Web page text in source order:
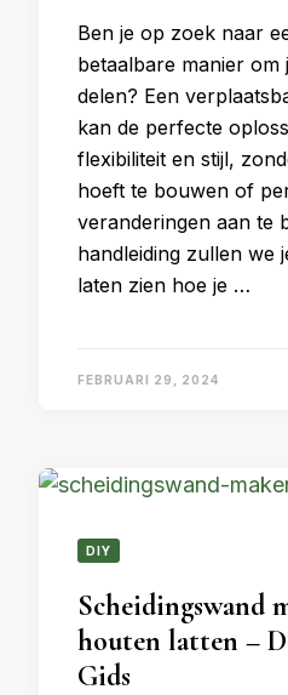
Ben je op zoek naar
betaalbare manier om
delen? Een
kan de perfecte
flexibiliteit en stijl,
hoeft te bouwen of
veranderingen aan te
handleiding zullen we
laten zien hoe je …
FEBRUARI 29, 2024
DIY
Scheidingswand
houten latten –
Gids